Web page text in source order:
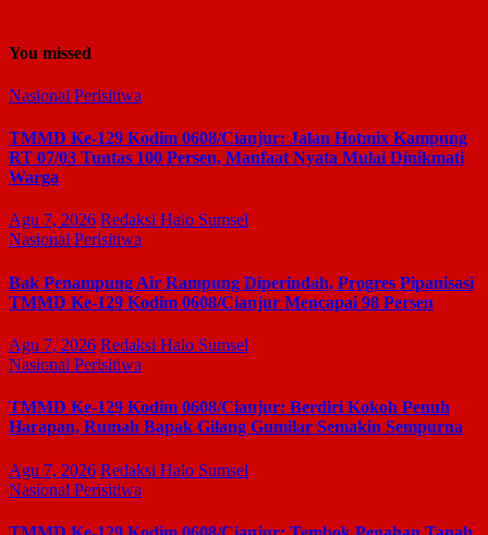
You missed
Nasional Perisitiwa
TMMD Ke-129 Kodim 0608/Cianjur: Jalan Hotmix Kampung
RT 07/03 Tuntas 100 Persen, Manfaat Nyata Mulai Dinikmati
Warga
Agu 7, 2026 Redaksi Halo Sumsel
Nasional Perisitiwa
Bak Penampung Air Rampung Diperindah, Progres Pipanisasi
TMMD Ke-129 Kodim 0608/Cianjur Mencapai 98 Persen
Agu 7, 2026 Redaksi Halo Sumsel
Nasional Perisitiwa
TMMD Ke-129 Kodim 0608/Cianjur: Berdiri Kokoh Penuh
Harapan, Rumah Bapak Gilang Gumilar Semakin Sempurna
Agu 7, 2026 Redaksi Halo Sumsel
Nasional Perisitiwa